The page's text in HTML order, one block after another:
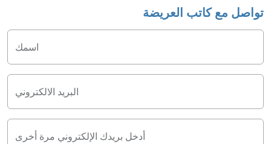
تواصل مع كاتب العريضة
اسمك
البريد الالكتروني
أدخل بريدك الإلكتروني مرة أخرى